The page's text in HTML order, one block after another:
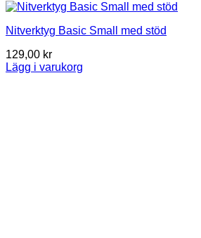
Nitverktyg Basic Small med stöd
129,00 kr
Lägg i varukorg